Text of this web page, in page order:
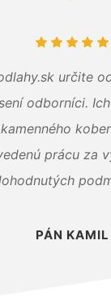
určite
odborníci.
prácu za
PÁN KAMIL